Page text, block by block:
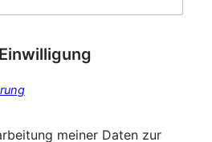
meiner Daten zur